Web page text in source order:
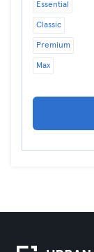
Essential
Classic
Premium
Max